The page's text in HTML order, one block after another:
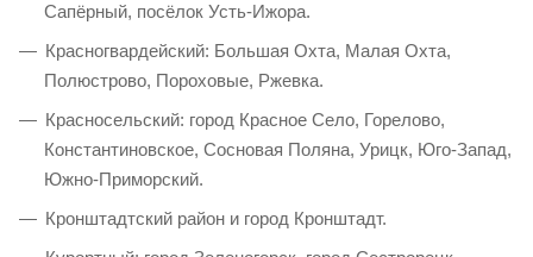
Сапёрный, посёлок Усть-Ижора.
Красногвардейский: Большая Охта, Малая Охта,
Полюстрово, Пороховые, Ржевка.
Красносельский: город Красное Село, Горелово,
Константиновское, Сосновая Поляна, Урицк, Юго-Запад,
Южно-Приморский.
Кронштадтский район и город Кронштадт.